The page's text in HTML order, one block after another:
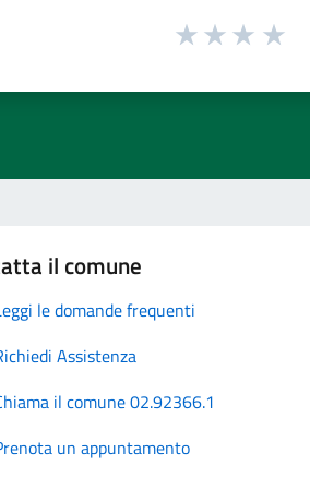
il comune
le domande frequenti
Assistenza
il comune 02.92366.1
un appuntamento